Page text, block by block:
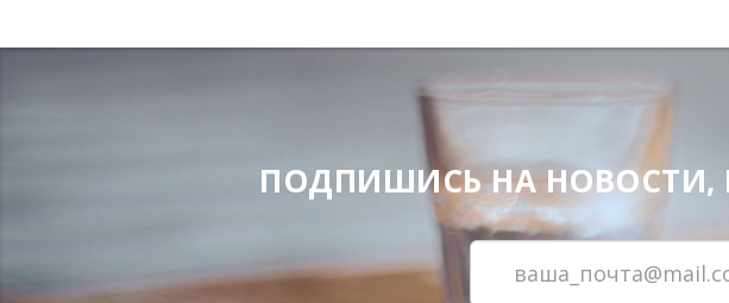
ПОДПИШИСЬ НА НОВОСТИ,